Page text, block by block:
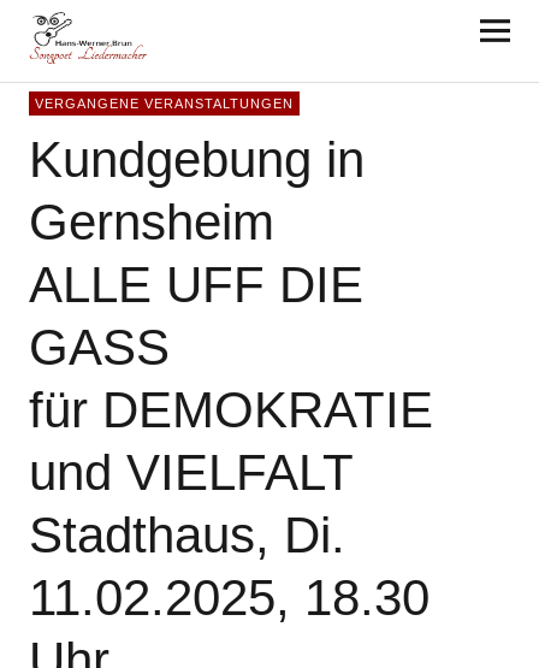
Hans-Werner Brun
VERGANGENE VERANSTALTUNGEN
Kundgebung in
Gernsheim
ALLE UFF DIE
GASS
für DEMOKRATIE
und VIELFALT
Stadthaus, Di.
11.02.2025, 18.30